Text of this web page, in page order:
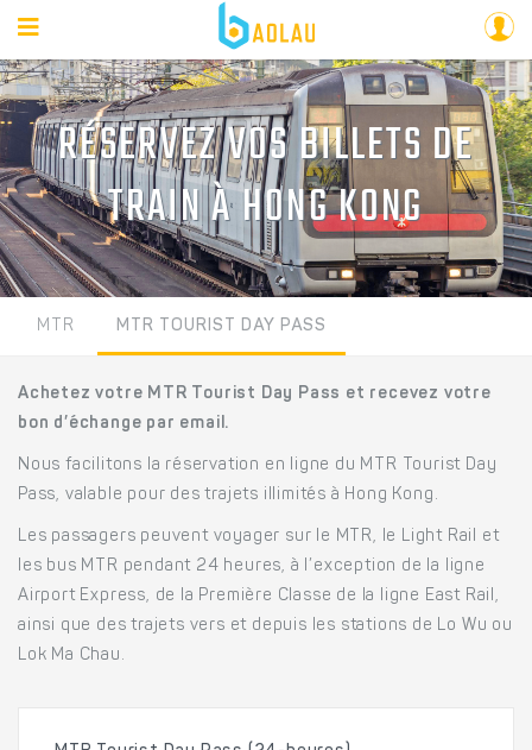
RÉSERVEZ VOS BILLETS DE
TRAIN À HONG KONG
MTR MTR TOURIST DAY PASS
Achetez votre MTR Tourist Day Pass et recevez votre
bon d’échange par email.
Nous facilitons la réservation en ligne du MTR Tourist Day
Pass, valable pour des trajets illimités à Hong Kong.
Les passagers peuvent voyager sur le MTR, le Light Rail et
les bus MTR pendant 24 heures, à l’exception de la ligne
Airport Express, de la Première Classe de la ligne East Rail,
ainsi que des trajets vers et depuis les stations de Lo Wu ou
Lok Ma Chau.